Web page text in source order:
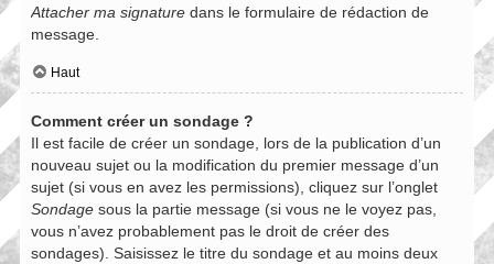
Attacher ma signature dans le formulaire de rédaction de
message.
Haut
Comment créer un sondage ?
Il est facile de créer un sondage, lors de la publication d’un
nouveau sujet ou la modification du premier message d’un
sujet (si vous en avez les permissions), cliquez sur l’onglet
Sondage sous la partie message (si vous ne le voyez pas,
vous n’avez probablement pas le droit de créer des
sondages). Saisissez le titre du sondage et au moins deux